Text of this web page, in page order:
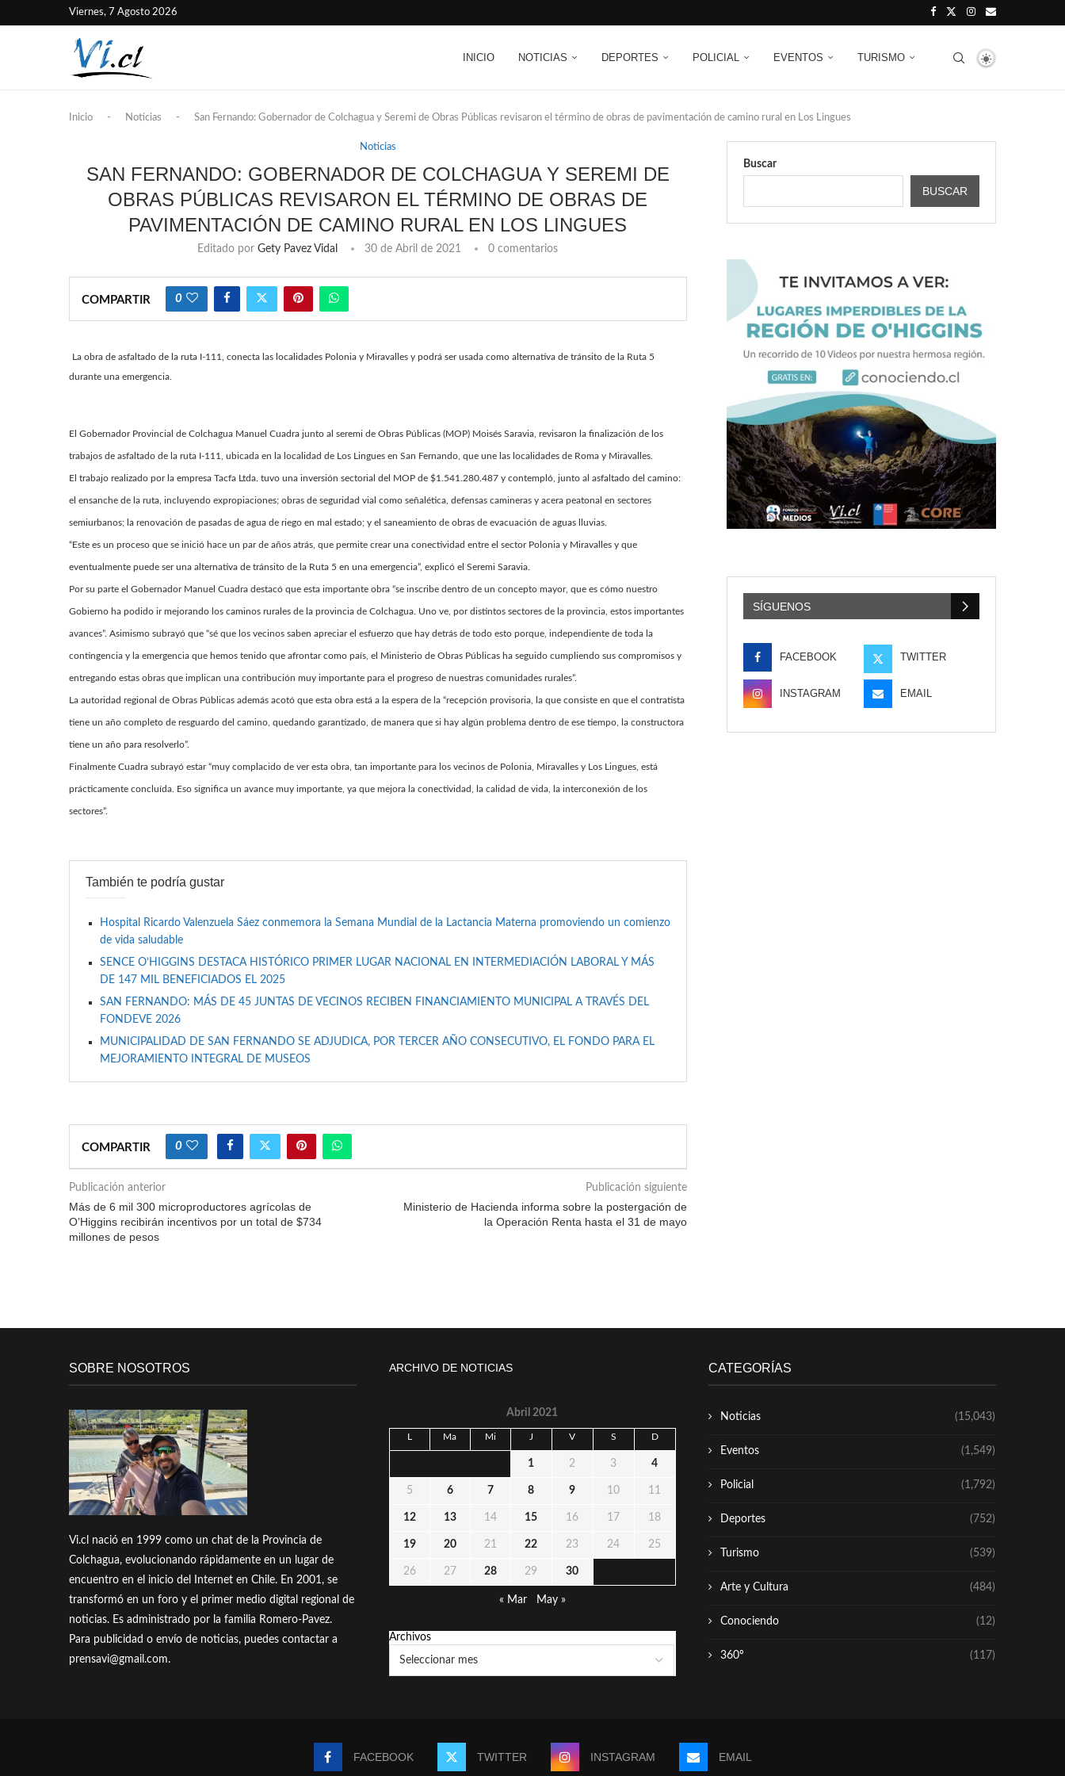
Viernes, 7 Agosto 2026
INICIO NOTICIAS DEPORTES POLICIAL EVENTOS TURISMO
Inicio - Noticias - San Fernando: Gobernador de Colchagua y Seremi de Obras Públicas revisaron el término de obras de pavimentación de camino rural en Los Lingues
Noticias
SAN FERNANDO: GOBERNADOR DE COLCHAGUA Y SEREMI DE
OBRAS PÚBLICAS REVISARON EL TÉRMINO DE OBRAS DE
PAVIMENTACIÓN DE CAMINO RURAL EN LOS LINGUES
Editado porGety Pavez Vidal 30 de Abril de 2021 0 comentarios
COMPARTIR 0
La obra de asfaltado de la ruta I-111, conecta las localidades Polonia y Miravalles y podrá ser usada como alternativa de tránsito de la Ruta 5
durante una emergencia.
El Gobernador Provincial de Colchagua Manuel Cuadra junto al seremi de Obras Públicas (MOP) Moisés Saravia, revisaron la finalización de los
trabajos de asfaltado de la ruta I-111, ubicada en la localidad de Los Lingues en San Fernando, que une las localidades de Roma y Miravalles.
El trabajo realizado por la empresa Tacfa Ltda. tuvo una inversión sectorial del MOP de $1.541.280.487 y contempló, junto al asfaltado del camino:
el ensanche de la ruta, incluyendo expropiaciones; obras de seguridad vial como señalética, defensas camineras y acera peatonal en sectores
semiurbanos; la renovación de pasadas de agua de riego en mal estado; y el saneamiento de obras de evacuación de aguas lluvias.
“Este es un proceso que se inició hace un par de años atrás, que permite crear una conectividad entre el sector Polonia y Miravalles y que
eventualmente puede ser una alternativa de tránsito de la Ruta 5 en una emergencia”, explicó el Seremi Saravia.
Por su parte el Gobernador Manuel Cuadra destacó que esta importante obra “se inscribe dentro de un concepto mayor, que es cómo nuestro
Gobierno ha podido ir mejorando los caminos rurales de la provincia de Colchagua. Uno ve, por distintos sectores de la provincia, estos importantes
avances”. Asimismo subrayó que “sé que los vecinos saben apreciar el esfuerzo que hay detrás de todo esto porque, independiente de toda la
contingencia y la emergencia que hemos tenido que afrontar como país, el Ministerio de Obras Públicas ha seguido cumpliendo sus compromisos y
entregando estas obras que implican una contribución muy importante para el progreso de nuestras comunidades rurales”.
La autoridad regional de Obras Públicas además acotó que esta obra está a la espera de la “recepción provisoria, la que consiste en que el contratista
tiene un año completo de resguardo del camino, quedando garantizado, de manera que si hay algún problema dentro de ese tiempo, la constructora
tiene un año para resolverlo”.
Finalmente Cuadra subrayó estar “muy complacido de ver esta obra, tan importante para los vecinos de Polonia, Miravalles y Los Lingues, está
prácticamente concluída. Eso significa un avance muy importante, ya que mejora la conectividad, la calidad de vida, la interconexión de los
sectores”.
También te podría gustar
Hospital Ricardo Valenzuela Sáez conmemora la Semana Mundial de la Lactancia Materna promoviendo un comienzo
de vida saludable
SENCE O’HIGGINS DESTACA HISTÓRICO PRIMER LUGAR NACIONAL EN INTERMEDIACIÓN LABORAL Y MÁS
DE 147 MIL BENEFICIADOS EL 2025
SAN FERNANDO: MÁS DE 45 JUNTAS DE VECINOS RECIBEN FINANCIAMIENTO MUNICIPAL A TRAVÉS DEL
FONDEVE 2026
MUNICIPALIDAD DE SAN FERNANDO SE ADJUDICA, POR TERCER AÑO CONSECUTIVO, EL FONDO PARA EL
MEJORAMIENTO INTEGRAL DE MUSEOS
COMPARTIR 0
Publicación anterior
Más de 6 mil 300 microproductores agrícolas de
O’Higgins recibirán incentivos por un total de $734
millones de pesos
Publicación siguiente
Ministerio de Hacienda informa sobre la postergación de
la Operación Renta hasta el 31 de mayo
Buscar
BUSCAR
SÍGUENOS
FACEBOOK TWITTER
INSTAGRAM EMAIL
SOBRE NOSOTROS
Vi.cl nació en 1999 como un chat de la Provincia de
Colchagua, evolucionando rápidamente en un lugar de
encuentro en el inicio del Internet en Chile. En 2001, se
transformó en un foro y el primer medio digital regional de
noticias. Es administrado por la familia Romero-Pavez.
Para publicidad o envío de noticias, puedes contactar a
prensavi@gmail.com.
ARCHIVO DE NOTICIAS
Abril 2021
L Ma Mi J V S D
1 2 3 4
5 6 7 8 9 10 11
12 13 14 15 16 17 18
19 20 21 22 23 24 25
26 27 28 29 30
« Mar May »
Archivos
CATEGORÍAS
Noticias (15,043)
Eventos (1,549)
Policial (1,792)
Deportes (752)
Turismo (539)
Arte y Cultura (484)
Conociendo (12)
360º (117)
FACEBOOK TWITTER INSTAGRAM EMAIL